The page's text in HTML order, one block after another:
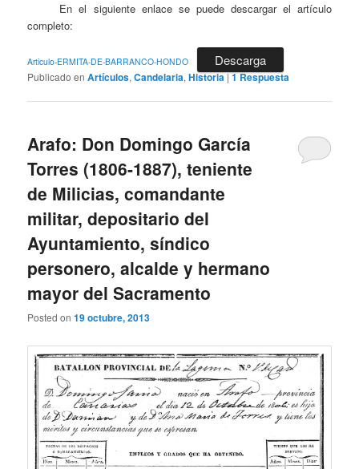
En el siguiente enlace se puede descargar el artículo
completo:
Articulo-ERMITA-DE-BARRANCO-HONDO Descarga
Publicado en Artículos,Candelaria,Historia|1Respuesta
Arafo: Don Domingo García
Torres (1806-1887), teniente
de Milicias, comandante
militar, depositario del
Ayuntamiento, síndico
personero, alcalde y hermano
mayor del Sacramento
Posted on19 octubre, 2013